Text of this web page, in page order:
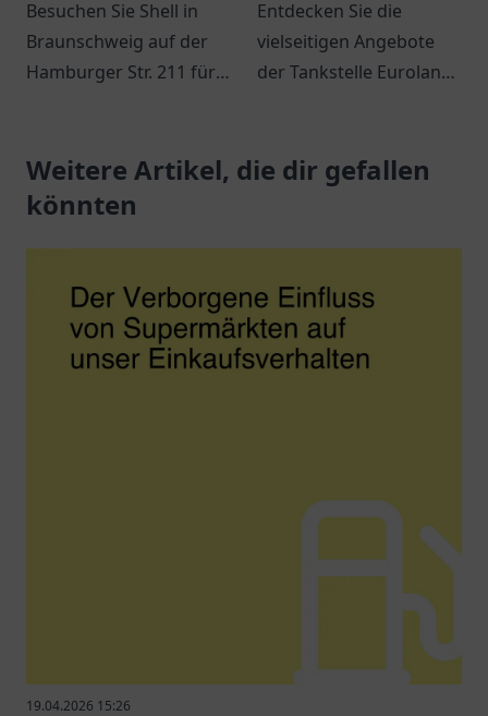
Besuchen Sie Shell in
Braunschweig auf der
Hamburger Str. 211 für
Dienstleistungen
während Ihrer Reise.
Entdecken Sie die
vielseitigen Angebote
der Tankstelle Euroland
Weitere Artikel, die dir gefallen
könnten
19.04.2026 15:26